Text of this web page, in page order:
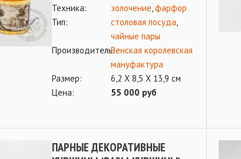
Техника:
золочение,фарфор
Тип:
столовая посуда,
чайные пары
Производитель:Венская королевская
мануфактура
Размер:
6,2 Х 8,5 Х 13,9 см
Цена:
55 000 руб
ПАРНЫЕ ДЕКОРАТИВНЫЕ